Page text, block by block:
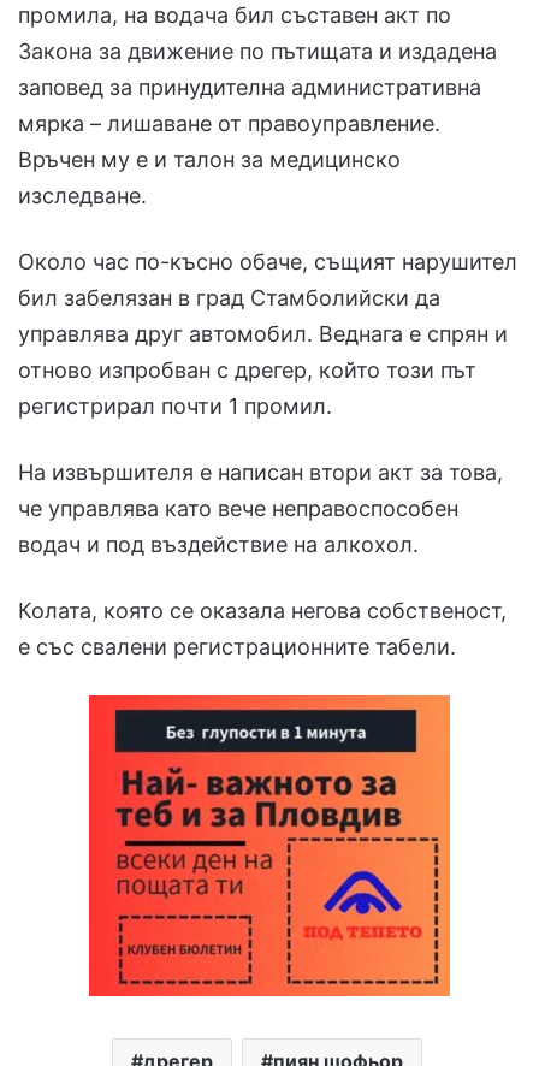
промила, на водача бил съставен акт по
Закона за движение по пътищата и издадена
заповед за принудителна административна
мярка – лишаване от правоуправление.
Връчен му е и талон за медицинско
изследване.
Около час по-късно обаче, същият нарушител
бил забелязан в град Стамболийски да
управлява друг автомобил. Веднага е спрян и
отново изпробван с дрегер, който този път
регистрирал почти 1 промил.
На извършителя е написан втори акт за това,
че управлява като вече неправоспособен
водач и под въздействие на алкохол.
Колата, която се оказала негова собственост,
е със свалени регистрационните табели.
дрегер пиян шофьор